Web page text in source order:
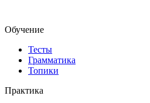
Обучение
Тесты
Грамматика
Топики
Практика